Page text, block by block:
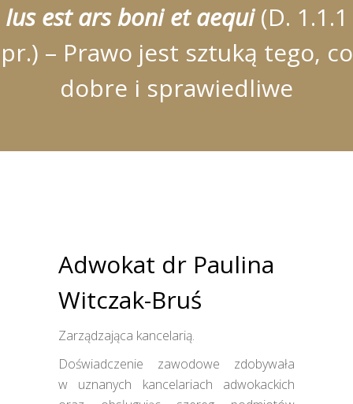
Ius est ars boni et aequi(D. 1.1.1
pr.) – Prawo jest sztuką tego, co
dobre i sprawiedliwe
Adwokat dr Paulina
Witczak-Bruś
Zarządzająca kancelarią.
Doświadczenie zawodowe zdobywała
w uznanych kancelariach adwokackich